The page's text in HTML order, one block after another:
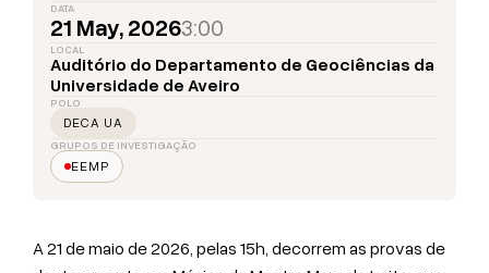
DATA
21 May, 20263:00
LOCAL
Auditório do Departamento de Geociências da
Universidade de Aveiro
POLO
DECA UA
GRUPOS DE INVESTIGAÇÃO
EEMP
A 21 de maio de 2026, pelas 15h, decorrem as provas de